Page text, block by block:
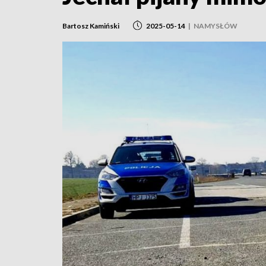
Bartosz Kamiński 2025-05-14 | NAMYSŁÓW